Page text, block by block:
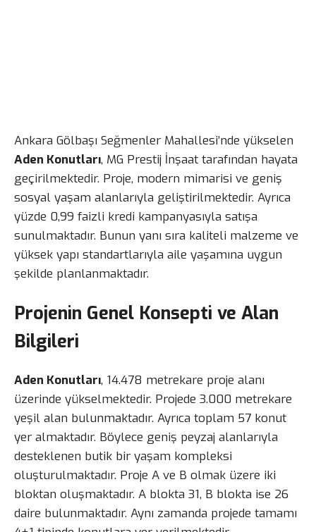
Ankara Gölbaşı Seğmenler Mahallesi’nde yükselen
Aden Konutları, MG Prestij İnşaat tarafından hayata
geçirilmektedir. Proje, modern mimarisi ve geniş
sosyal yaşam alanlarıyla geliştirilmektedir. Ayrıca
yüzde 0,99 faizli kredi kampanyasıyla satışa
sunulmaktadır. Bunun yanı sıra kaliteli malzeme ve
yüksek yapı standartlarıyla aile yaşamına uygun
şekilde planlanmaktadır.
Projenin Genel Konsepti ve Alan
Bilgileri
Aden Konutları, 14.478 metrekare proje alanı
üzerinde yükselmektedir. Projede 3.000 metrekare
yeşil alan bulunmaktadır. Ayrıca toplam 57 konut
yer almaktadır. Böylece geniş peyzaj alanlarıyla
desteklenen butik bir yaşam kompleksi
oluşturulmaktadır. Proje A ve B olmak üzere iki
bloktan oluşmaktadır. A blokta 31, B blokta ise 26
daire bulunmaktadır. Aynı zamanda projede tamamı